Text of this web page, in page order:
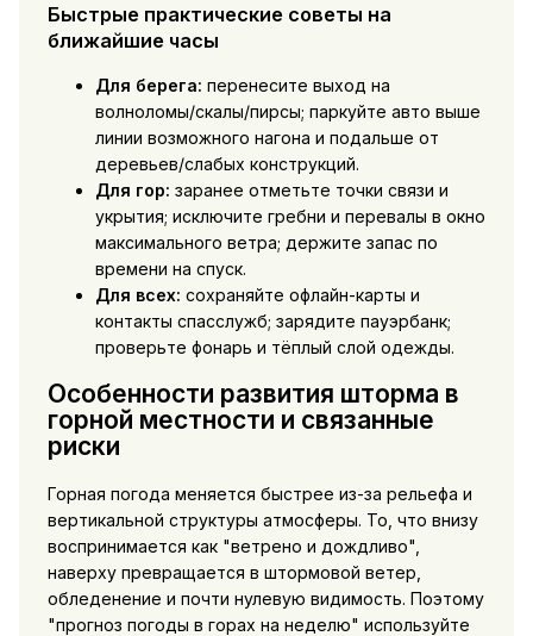
Быстрые практические советы на
ближайшие часы
Для берега: перенесите выход на
волноломы/скалы/пирсы; паркуйте авто выше
линии возможного нагона и подальше от
деревьев/слабых конструкций.
Для гор: заранее отметьте точки связи и
укрытия; исключите гребни и перевалы в окно
максимального ветра; держите запас по
времени на спуск.
Для всех: сохраняйте офлайн-карты и
контакты спасслужб; зарядите пауэрбанк;
проверьте фонарь и тёплый слой одежды.
Особенности развития шторма в
горной местности и связанные
риски
Горная погода меняется быстрее из-за рельефа и
вертикальной структуры атмосферы. То, что внизу
воспринимается как "ветрено и дождливо",
наверху превращается в штормовой ветер,
обледенение и почти нулевую видимость. Поэтому
"прогноз погоды в горах на неделю" используйте